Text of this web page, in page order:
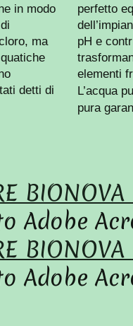
in modo
ma
detti di
perfetto
pH e
elementi
L’acqua
pura
Adobe
Adobe